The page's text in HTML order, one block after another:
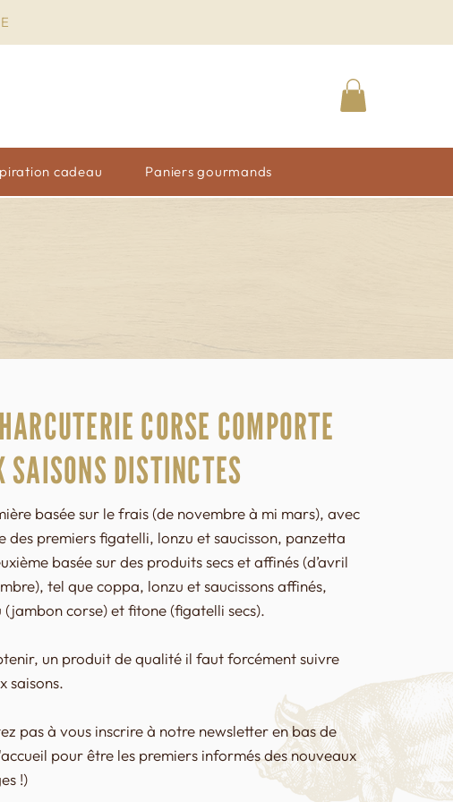
cadeau Paniers gourmands
CORSE COMPORTE
SAISONS DISTINCTES
basée sur le frais (de novembre à mi mars), avec
des premiers figatelli, lonzu et saucisson, panzetta
basée sur des produits secs et affinés (d’avril
tel que coppa, lonzu et saucissons affinés,
(jambon corse) et fitone (figatelli secs).
un produit de qualité il faut forcément suivre
saisons.
pas à vous inscrire à notre newsletter en bas de
pour être les premiers informés des nouveaux
!)